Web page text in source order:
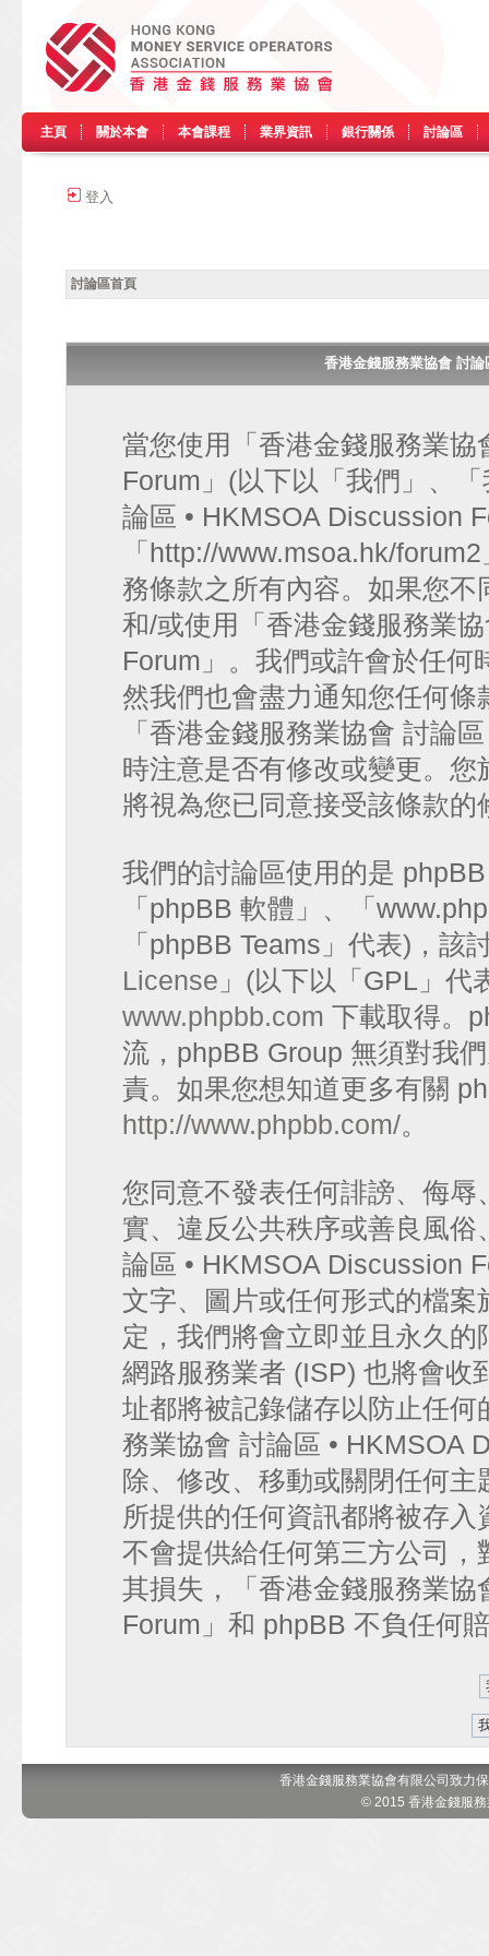
主頁 關於本會 本會課程 業界資訊 銀行關係 討論區
登入
討論區首頁
香港金錢服務業協會 討
當您使用「香港金錢服務業
Forum」(以下以「我們」、
論區 • HKMSOA Discussion
「http://www.msoa.hk/
務條款之所有內容。如果您
和/或使用「香港金錢服務業
Forum」。我們或許會於任何
然我們也會盡力通知您任何
「香港金錢服務業協會 討論
時注意是否有修改或變更。
將視為您已同意接受該條款的
我們的討論區使用的是
「phpBB 軟體」、「
「phpBB Teams」代表)，該
License 」(以下以「GPL」代
www.phpbb.com 下載取得。
流，phpBB Group 無須對我
責。如果您想知道更多有關
http://www.phpbb.com/。
您同意不發表任何誹謗、侮
實、違反公共秩序或善良風
論區 • HKMSOA Discussion
文字、圖片或任何形式的檔
定，我們將會立即並且永久
網路服務業者 (ISP) 也將會收
址都將被記錄儲存以防止任
務業協會 討論區 • HKMSOA
除、修改、移動或關閉任何
所提供的任何資訊都將被存
不會提供給任何第三方公司
其損失，「香港金錢服務業
Forum」和 phpBB 不負任何
香港金錢服務業協會有限公司致力
© 2015 香港金錢服